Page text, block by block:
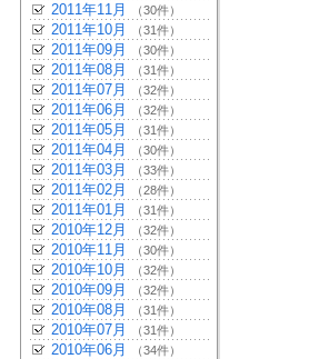
2011年11月 （30件）
2011年10月 （31件）
2011年09月 （30件）
2011年08月 （31件）
2011年07月 （32件）
2011年06月 （32件）
2011年05月 （31件）
2011年04月 （30件）
2011年03月 （33件）
2011年02月 （28件）
2011年01月 （31件）
2010年12月 （32件）
2010年11月 （30件）
2010年10月 （32件）
2010年09月 （32件）
2010年08月 （31件）
2010年07月 （31件）
2010年06月 （34件）